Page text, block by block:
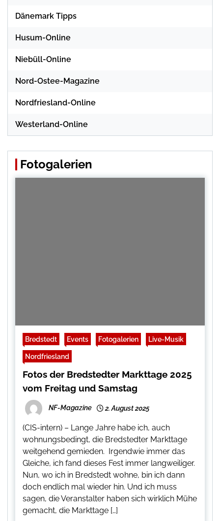
Dänemark Tipps
Husum-Online
Niebüll-Online
Nord-Ostee-Magazine
Nordfriesland-Online
Westerland-Online
Fotogalerien
Bredstedt Events Fotogalerien Live-Musik
Nordfriesland
Fotos der Bredstedter Markttage 2025
vom Freitag und Samstag
NF-Magazine 2. August 2025
(CIS-intern) – Lange Jahre habe ich, auch
wohnungsbedingt, die Bredstedter Markttage
weitgehend gemieden. Irgendwie immer das
Gleiche, ich fand dieses Fest immer langweiliger.
Nun, wo ich in Bredstedt wohne, bin ich dann
doch endlich mal wieder hin. Und ich muss
sagen, die Veranstalter haben sich wirklich Mühe
gemacht, die Markttage […]